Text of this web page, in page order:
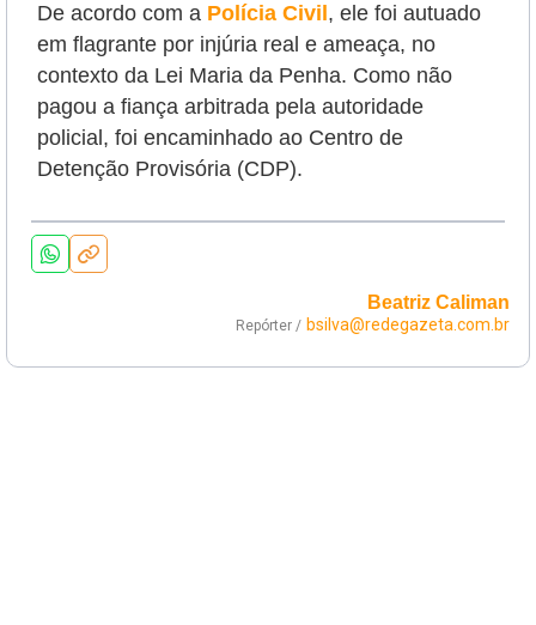
De acordo com a Polícia Civil , ele foi autuado
em flagrante por injúria real e ameaça, no
contexto da Lei Maria da Penha. Como não
pagou a fiança arbitrada pela autoridade
policial, foi encaminhado ao Centro de
Detenção Provisória (CDP).
Beatriz Caliman
Repórter / bsilva@redegazeta.com.br